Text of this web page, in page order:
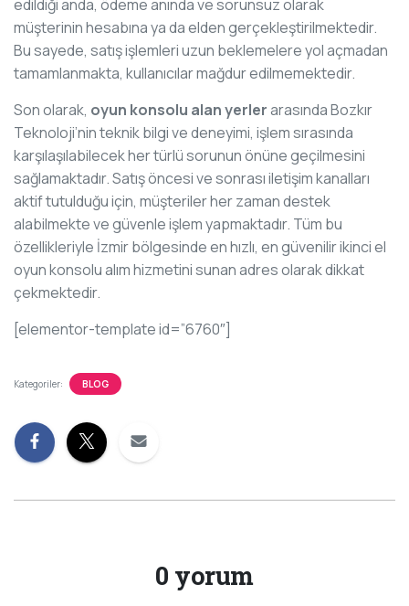
edildiği anda, ödeme anında ve sorunsuz olarak
müşterinin hesabına ya da elden gerçekleştirilmektedir.
Bu sayede, satış işlemleri uzun beklemelere yol açmadan
tamamlanmakta, kullanıcılar mağdur edilmemektedir.
Son olarak, oyun konsolu alan yerlerarasında Bozkır
Teknoloji’nin teknik bilgi ve deneyimi, işlem sırasında
karşılaşılabilecek her türlü sorunun önüne geçilmesini
sağlamaktadır. Satış öncesi ve sonrası iletişim kanalları
aktif tutulduğu için, müşteriler her zaman destek
alabilmekte ve güvenle işlem yapmaktadır. Tüm bu
özellikleriyle İzmir bölgesinde en hızlı, en güvenilir ikinci el
oyun konsolu alım hizmetini sunan adres olarak dikkat
çekmektedir.
[elementor-template id=”6760″]
Kategoriler: BLOG
0 yorum